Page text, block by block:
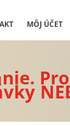
MÔJ ÚČET